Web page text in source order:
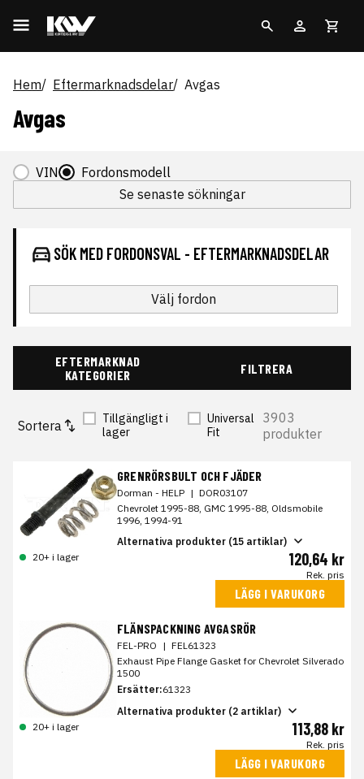
Hem Eftermarknadsdelar Avgas
Avgas
VIN
Fordonsmodell
Se senaste sökningar
SÖK MED FORDONSVAL - EFTERMARKNADSDELAR
Välj fordon
EFTERMARKNAD
KATEGORIER
FILTRERA
Sortera
Tillgängligt i
lager
Universal
Fit
3903
produkter
GRENRÖRSBULT OCH FJÄDER
Dorman - HELP | DOR03107
Chevrolet 1995-88, GMC 1995-88, Oldsmobile
1996, 1994-91
Alternativa produkter (15 artiklar)
20+ i lager
120,64 kr
Rek. pris
LÄGG I VARUKORG
FLÄNSPACKNING AVGASRÖR
FEL-PRO | FEL61323
Exhaust Pipe Flange Gasket for Chevrolet Silverado
1500
Ersätter:61323
Alternativa produkter (2 artiklar)
20+ i lager
113,88 kr
Rek. pris
LÄGG I VARUKORG